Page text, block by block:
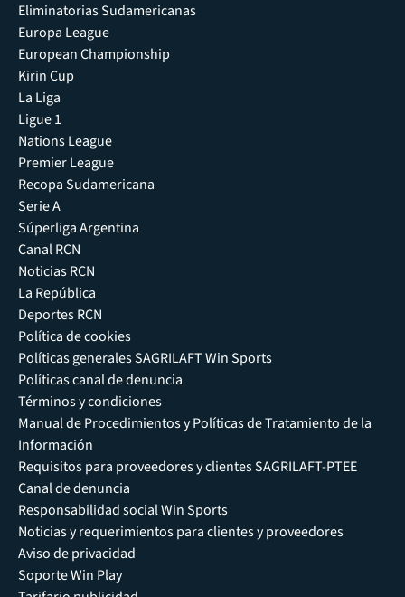
Eliminatorias Sudamericanas
Europa League
European Championship
Kirin Cup
La Liga
Ligue 1
Nations League
Premier League
Recopa Sudamericana
Serie A
Súperliga Argentina
Canal RCN
Noticias RCN
La República
Deportes RCN
Política de cookies
Políticas generales SAGRILAFT Win Sports
Políticas canal de denuncia
Términos y condiciones
Manual de Procedimientos y Políticas de Tratamiento de la
Información
Requisitos para proveedores y clientes SAGRILAFT-PTEE
Canal de denuncia
Responsabilidad social Win Sports
Noticias y requerimientos para clientes y proveedores
Aviso de privacidad
Soporte Win Play